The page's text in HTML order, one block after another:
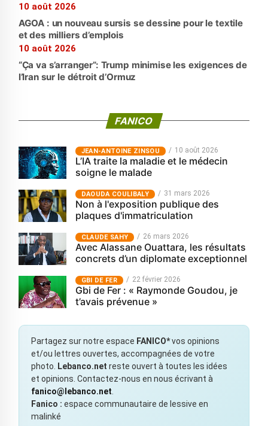
10 août 2026
AGOA : un nouveau sursis se dessine pour le textile
et des milliers d’emplois
10 août 2026
“Ça va s’arranger”: Trump minimise les exigences de
l’Iran sur le détroit d’Ormuz
FANICO
JEAN-ANTOINE ZINSOU 10 août 2026
L’IA traite la maladie et le médecin
soigne le malade
‎DAOUDA COULIBALY 31 mars 2026
Non à l'exposition publique des
plaques d'immatriculation
CLAUDE SAHY 26 mars 2026
Avec Alassane Ouattara, les résultats
concrets d’un diplomate exceptionnel
GBI DE FER 22 février 2026
Gbi de Fer : « Raymonde Goudou, je
t’avais prévenue »
Partagez sur notre espace FANICO*vos opinions
et/ou lettres ouvertes, accompagnées de votre
photo.
Lebanco.net reste ouvert à toutes les idées
et opinions. Contactez-nous en nous écrivant à
fanico@lebanco.net
Fanico : espace communautaire de lessive en
malinké